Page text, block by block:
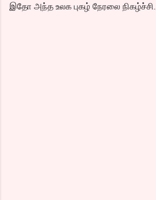
இதோ அந்த உலக புகழ் நேரலை